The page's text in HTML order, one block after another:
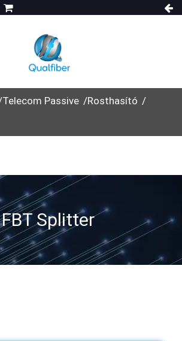
Telecom Passive
Rosthasító
FBT Splitter